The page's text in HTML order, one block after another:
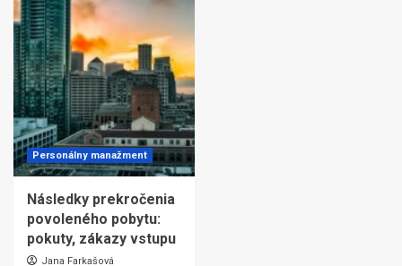
Personálny manažment
Následky prekročenia
povoleného pobytu:
pokuty, zákazy vstupu
Jana Farkašová